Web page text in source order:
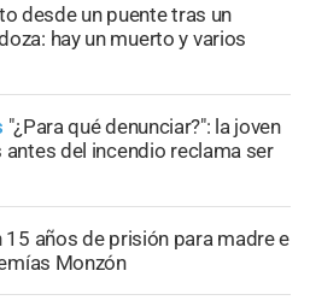
desde un puente tras un
hay un muerto y varios
"¿Para qué denunciar?": la joven
del incendio reclama ser
15 años de prisión para madre e
Monzón